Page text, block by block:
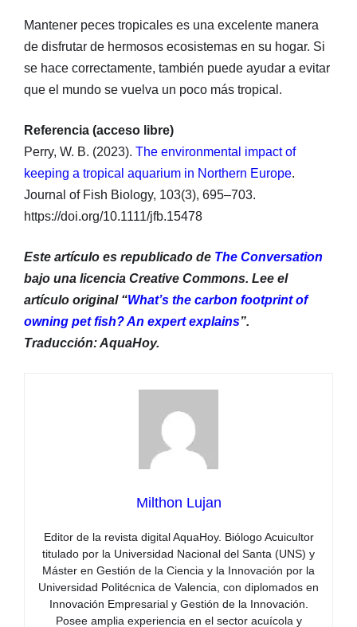
Mantener peces tropicales es una excelente manera
de disfrutar de hermosos ecosistemas en su hogar. Si
se hace correctamente, también puede ayudar a evitar
que el mundo se vuelva un poco más tropical.
Referencia (acceso libre)
Perry, W. B. (2023). The environmental impact of
keeping a tropical aquarium in Northern Europe.
Journal of Fish Biology, 103(3), 695–703.
https://doi.org/10.1111/jfb.15478
Este artículo es republicado de The Conversation
bajo una licencia Creative Commons. Lee el
artículo original “What’s the carbon footprint of
owning pet fish? An expert explains”.
Traducción: AquaHoy.
Milthon Lujan
Editor de la revista digital AquaHoy. Biólogo Acuicultor
titulado por la Universidad Nacional del Santa (UNS) y
Máster en Gestión de la Ciencia y la Innovación por la
Universidad Politécnica de Valencia, con diplomados en
Innovación Empresarial y Gestión de la Innovación.
Posee amplia experiencia en el sector acuícola y